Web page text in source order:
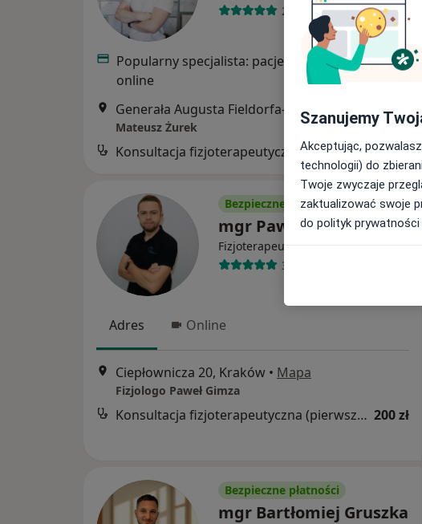
221 opinii
Popularny specjalista: pacjenci chętnie płacą
online
Mapa
Mateusz Żurek
Konsultacja fizjoterapeutyczna (kolejna wizyta) 200 zł
Bezpieczne płatności
mgr Paweł Gimza
Fizjoterapeuta
33 opinie
Adres Online
Ciepłownicza 20, Kraków • Mapa
Fizjologo Paweł Gimza
Konsultacja fizjoterapeutyczna (pierwsza wizyta) 200 zł
Bezpieczne płatności
mgr Bartłomiej Gruszka
Szanujemy
Akceptując,
technologii) do
Twoje zwyczaje
zaktualizować swoje
do polityk